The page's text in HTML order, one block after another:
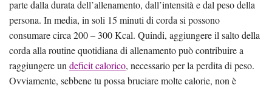
parte dalla durata dell’allenamento, dall’intensità e dal peso della
persona. In media, in soli 15 minuti di corda si possono
consumare circa 200 – 300 Kcal. Quindi, aggiungere il salto della
corda alla routine quotidiana di allenamento può contribuire a
raggiungere un deficit calorico, necessario per la perdita di peso.
Ovviamente, sebbene tu possa bruciare molte calorie, non è